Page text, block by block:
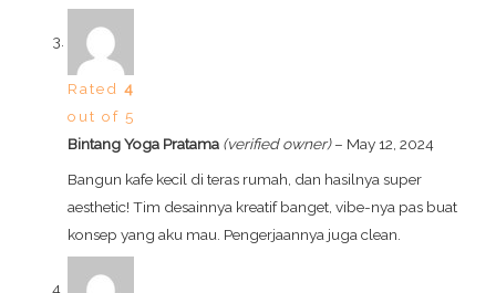
Rated4
out of 5
Bintang Yoga Pratama (verified owner) – May 12, 2024
Bangun kafe kecil di teras rumah, dan hasilnya super
aesthetic! Tim desainnya kreatif banget, vibe-nya pas buat
konsep yang aku mau. Pengerjaannya juga clean.